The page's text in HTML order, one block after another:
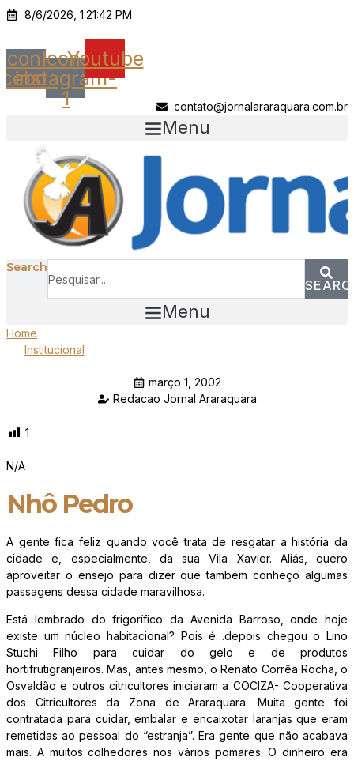
Ir
o
conteúdo
8/6/2026, 1:21:42 PM
Icon-Icon-
instagram-
1
Youtube
contato@jornalararaquara.com.br
Menu
Search
Menu
Home
Institucional
março 1, 2002
Redacao Jornal Araraquara
1
N/A
Nhô Pedro
A gente fica feliz quando você trata de resgatar a história da
cidade e, especialmente, da sua Vila Xavier. Aliás, quero
aproveitar o ensejo para dizer que também conheço algumas
passagens dessa cidade maravilhosa.
Está lembrado do frigorífico da Avenida Barroso, onde hoje
existe um núcleo habitacional? Pois é…depois chegou o Lino
Stuchi Filho para cuidar do gelo e de produtos
hortifrutigranjeiros. Mas, antes mesmo, o Renato Corrêa Rocha, o
Osvaldão e outros citricultores iniciaram a COCIZA- Cooperativa
dos Citricultores da Zona de Araraquara. Muita gente foi
contratada para cuidar, embalar e encaixotar laranjas que eram
remetidas ao pessoal do “estranja”. Era gente que não acabava
mais. A muitos colhedores nos vários pomares. O dinheiro era